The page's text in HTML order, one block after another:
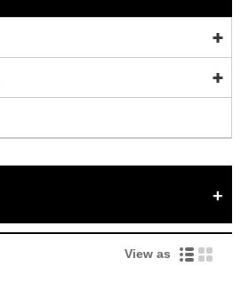
View as